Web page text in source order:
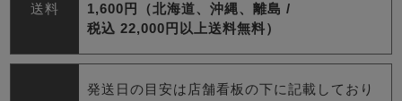
送料
1,600円（北海道、沖縄、離島 /
税込 22,000円以上送料無料）
発送日の目安は店舗看板の下に記載しており